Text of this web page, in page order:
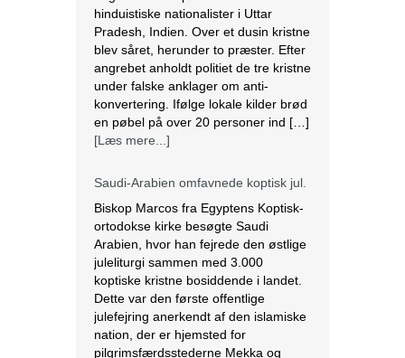
hinduistiske nationalister i Uttar
Pradesh, Indien. Over et dusin kristne
blev såret, herunder to præster. Efter
angrebet anholdt politiet de tre kristne
under falske anklager om anti-
konvertering. Ifølge lokale kilder brød
en pøbel på over 20 personer ind […]
[Læs mere...]
Saudi-Arabien omfavnede koptisk jul.
Biskop Marcos fra Egyptens Koptisk-
ortodokse kirke besøgte Saudi
Arabien, hvor han fejrede den østlige
juleliturgi sammen med 3.000
koptiske kristne bosiddende i landet.
Dette var den første offentlige
julefejring anerkendt af den islamiske
nation, der er hjemsted for
pilgrimsfærdsstederne Mekka og